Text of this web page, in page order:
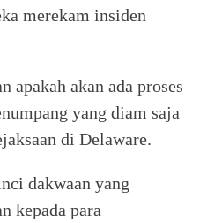
merekam insiden
apakah akan ada proses
yang diam saja
di Delaware.
dakwaan yang
kepada para